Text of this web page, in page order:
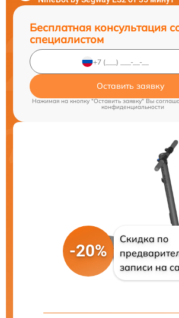
Бесплатная консультация
специалистом
Оставить заявку
Нажимая на кнопку "Оставить заявку" Вы
конфиденциальности
-20%
Скидка по
записи на